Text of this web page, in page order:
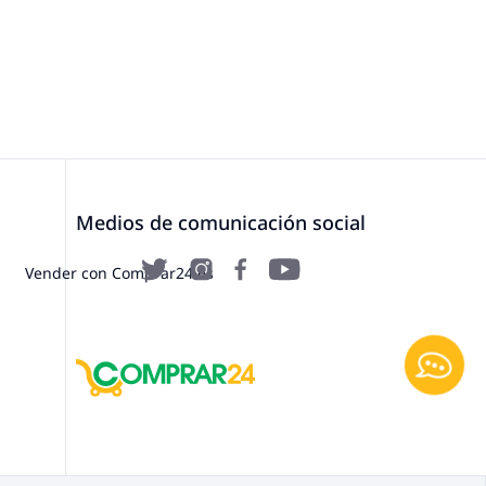
Vender con Comprar24.es
Medios de comunicación social